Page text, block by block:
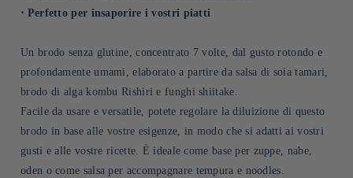
⋅ Perfetto per insaporire i vostri piatti
Un brodo senza glutine, concentrato 7 volte, dal gusto rotondo e
profondamente umami, elaborato a partire da salsa di soia tamari,
brodo di alga kombu Rishiri e funghi shiitake.
Facile da usare e versatile, potete regolare la diluizione di questo
brodo in base alle vostre esigenze, in modo che si adatti ai vostri
gusti e alle vostre ricette. È ideale come base per zuppe, nabe,
oden o come salsa per accompagnare tempura e noodles.